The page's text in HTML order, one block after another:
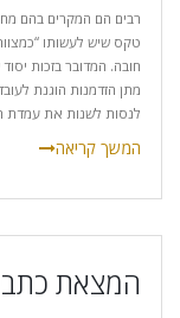
רבים הם המקרים בהם
טקס שיש לעשותו
חובה. המדובר בזכות
מתן הזדמנות הוגנת
לנסות לשנות את עמדת
המצאת כתבי